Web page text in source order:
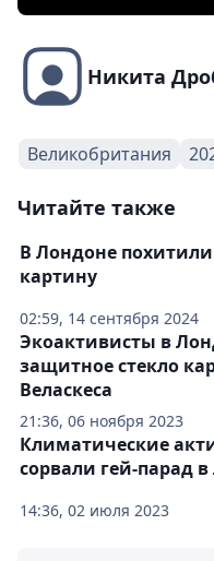
Никита
Великобритания
Читайте также
02:59, 14 сентября 2024
В Лондоне
картину
21:36, 06 ноября 2023
Экоактивисты в
защитное стекло
Веласкеса
14:36, 02 июля 2023
Климатические
сорвали гей-парад